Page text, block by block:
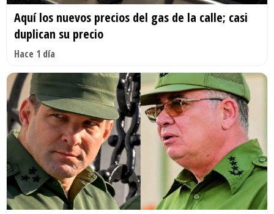
Aquí los nuevos precios del gas de la calle; casi
duplican su precio
Hace 1 día